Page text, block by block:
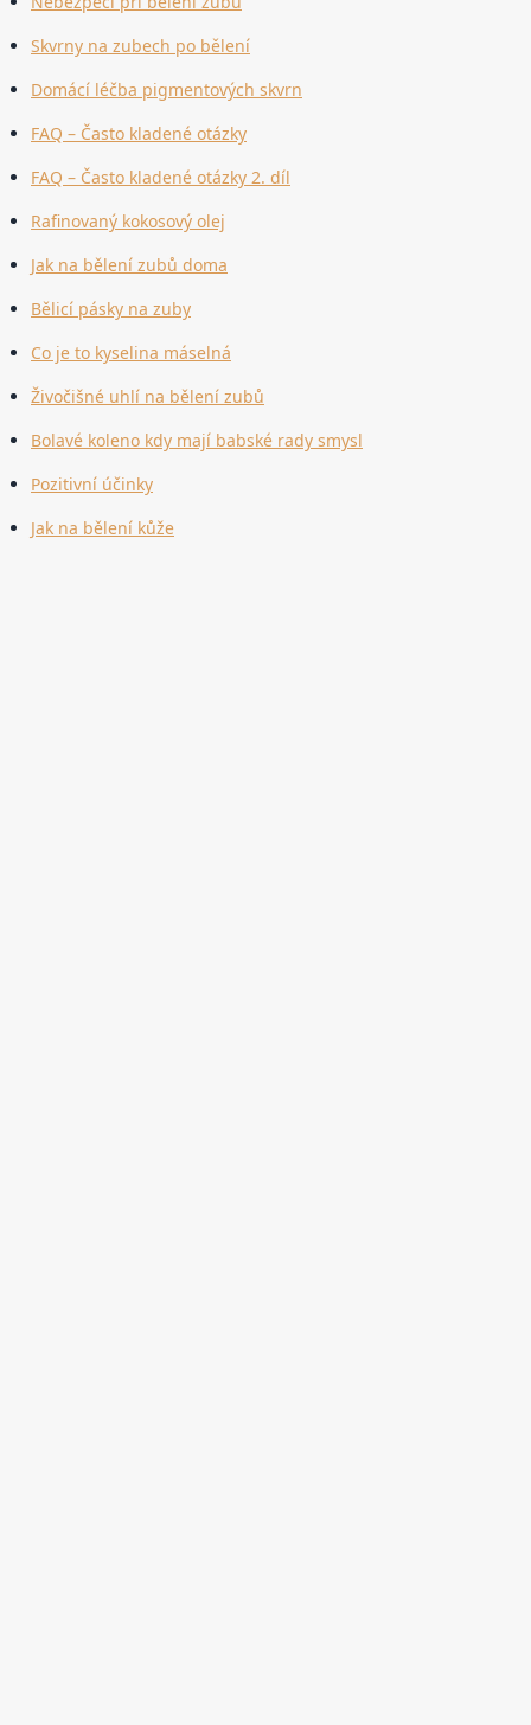
Skvrny na zubech po bělení
Domácí léčba pigmentových skvrn
FAQ – Často kladené otázky
FAQ – Často kladené otázky 2. díl
Rafinovaný kokosový olej
Jak na bělení zubů doma
Bělicí pásky na zuby
Co je to kyselina máselná
Živočišné uhlí na bělení zubů
Bolavé koleno kdy mají babské rady smysl
Pozitivní účinky
Jak na bělení kůže